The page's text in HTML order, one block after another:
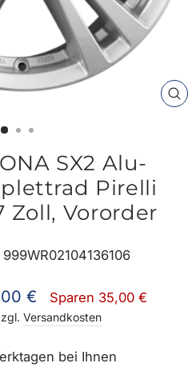
SX2 Alu-
Pirelli
Zoll, Vororder
€ Sparen 35,00 €
Versandkosten
bei Ihnen